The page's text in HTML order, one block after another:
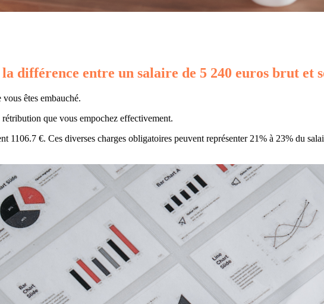
différence entre un salaire de 5 240 euros brut et
êtes embauché.
rétribution que vous empochez effectivement.
1106.7 €. Ces diverses charges obligatoires peuvent représenter 21% à 23% du